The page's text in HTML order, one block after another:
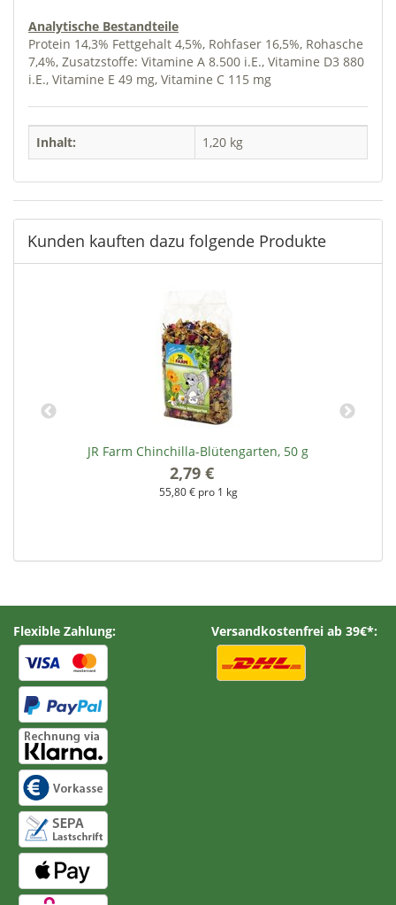
Analytische Bestandteile
Protein 14,3% Fettgehalt 4,5%, Rohfaser 16,5%, Rohasche
7,4%, Zusatzstoffe: Vitamine A 8.500 i.E., Vitamine D3 880
i.E., Vitamine E 49 mg, Vitamine C 115 mg
Inhalt: 1,20 kg
Kunden kauften dazu folgende Produkte
JR Farm Chinchilla-Blütengarten, 50 g
2,79 €
55,80 € pro 1 kg
Flexible Zahlung: Versandkostenfrei ab 39€*: